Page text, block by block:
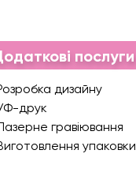
послуги
дизайну
друк
гравіювання
упаковки